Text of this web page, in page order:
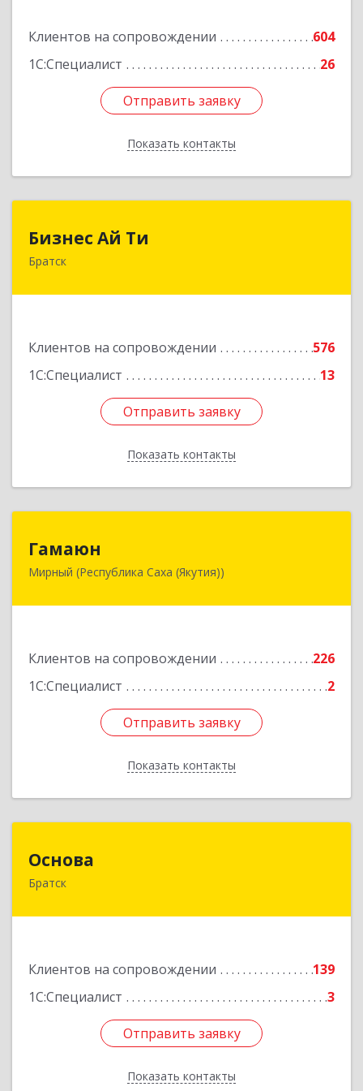
Клиентов на сопровождении
604
1С:Специалист
26
Отправить заявку
Показать контакты
Отправить заявку
Назад
Бизнес Ай Ти
Братск
Клиентов на сопровождении
576
1С:Специалист
13
Отправить заявку
Показать контакты
665717, Иркутская обл, Братск г, Центральный
Отправить заявку
Назад
Гамаюн
Мирный (Республика Саха (Якутия))
Клиентов на сопровождении
226
1С:Специалист
2
Отправить заявку
Показать контакты
678170, Саха /Якутия/ Респ, Мирнинский у,
Подробнее
Отправить заявку
Назад
Основа
Братск
Клиентов на сопровождении
139
1С:Специалист
3
Отправить заявку
Показать контакты
Отправить заявку
Назад